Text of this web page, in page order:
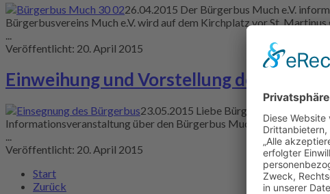
26.04.2015 Der Bürgerbus Much e.V.
Bürgerbusvereins Much e.V. wird auf dem Kirchplatz vor St.
...
Veröffentlicht: 20. April 2015
Einweihung und Vorstellung des
23.05.2015 Liebe Bürgerinnen und
Informationsveranstaltung über den Bürgerbus Much durch. Hierbei
...
Veröffentlicht: 20. April 2015
Start
Zurück